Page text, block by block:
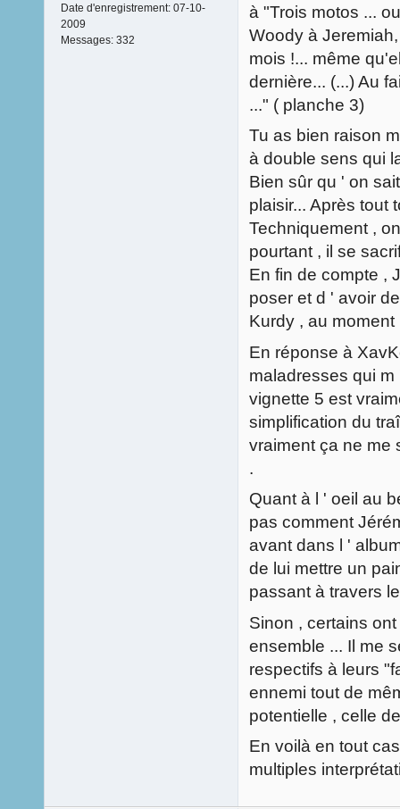
Date d'enregistrement: 07-10-
2009
Messages: 332
à "Trois motos ...
Woody à
mois !... même
dernière... (...) Au
..." ( planche 3)
Tu as bien raison
à double sens qui
Bien sûr qu ' on
plaisir... Après tout
Techniquement ,
pourtant , il se
En fin de compte ,
poser et d ' avoir
Kurdy , au
En réponse à
maladresses qui
vignette 5 est
simplification du
vraiment ça ne me
.
Quant à l ' oeil au
pas comment
avant dans l '
de lui mettre un
passant à travers
Sinon , certains
ensemble ... Il me
respectifs à leurs
ennemi tout de
potentielle , celle
En voilà en tout
multiples